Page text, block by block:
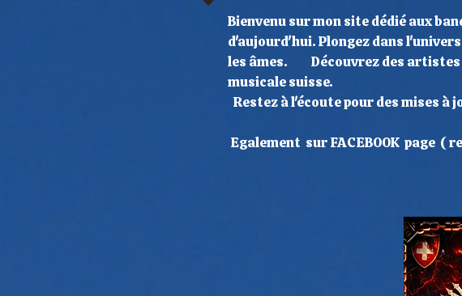
Bienvenu sur mon site dédié aux
d'aujourd'hui. Plongez dans
les âmes. Découvrez des artistes
musicale
Restez à l'écoute pour des mises à
Egalement sur FACEBOOK page (
Rock